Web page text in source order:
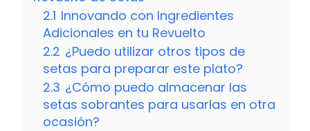
2.1 Innovando con Ingredientes
Adicionales en tu Revuelto
2.2 ¿Puedo utilizar otros tipos de
setas para preparar este plato?
2.3 ¿Cómo puedo almacenar las
setas sobrantes para usarlas en otra
ocasión?